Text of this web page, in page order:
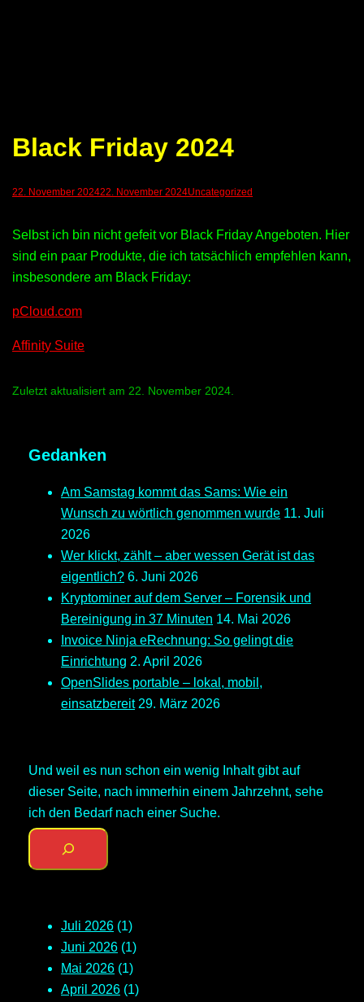
Black Friday 2024
22. November 202422. November 2024Uncategorized
Selbst ich bin nicht gefeit vor Black Friday Angeboten. Hier
sind ein paar Produkte, die ich tatsächlich empfehlen kann,
insbesondere am Black Friday:
pCloud.com
Affinity Suite
Zuletzt aktualisiert am 22. November 2024.
Gedanken
Am Samstag kommt das Sams: Wie ein
Wunsch zu wörtlich genommen wurde 11. Juli
2026
Wer klickt, zählt – aber wessen Gerät ist das
eigentlich? 6. Juni 2026
Kryptominer auf dem Server – Forensik und
Bereinigung in 37 Minuten 14. Mai 2026
Invoice Ninja eRechnung: So gelingt die
Einrichtung 2. April 2026
OpenSlides portable – lokal, mobil,
einsatzbereit 29. März 2026
Und weil es nun schon ein wenig Inhalt gibt auf
dieser Seite, nach immerhin einem Jahrzehnt, sehe
ich den Bedarf nach einer Suche.
Juli 2026 (1)
Juni 2026 (1)
Mai 2026 (1)
April 2026 (1)